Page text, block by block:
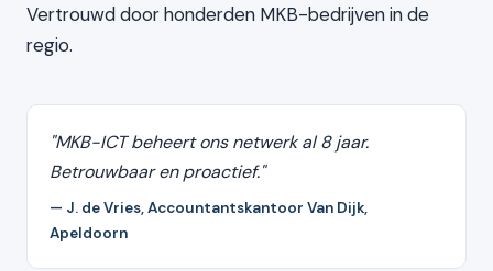
Vertrouwd door honderden MKB-bedrijven in de
regio.
"MKB-ICT beheert ons netwerk al 8 jaar.
Betrouwbaar en proactief."
— J. de Vries, Accountantskantoor Van Dijk,
Apeldoorn